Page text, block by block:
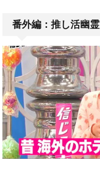
番外編：推し活幽霊